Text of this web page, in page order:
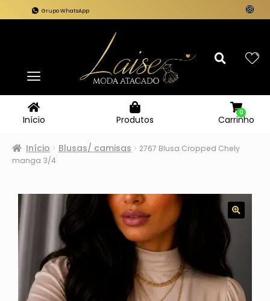
Grupo WhatsApp
Início Produtos Carrinho
0
Início Blusas/ camisas
2767 Blusa Cropped Chely
manga 3/4